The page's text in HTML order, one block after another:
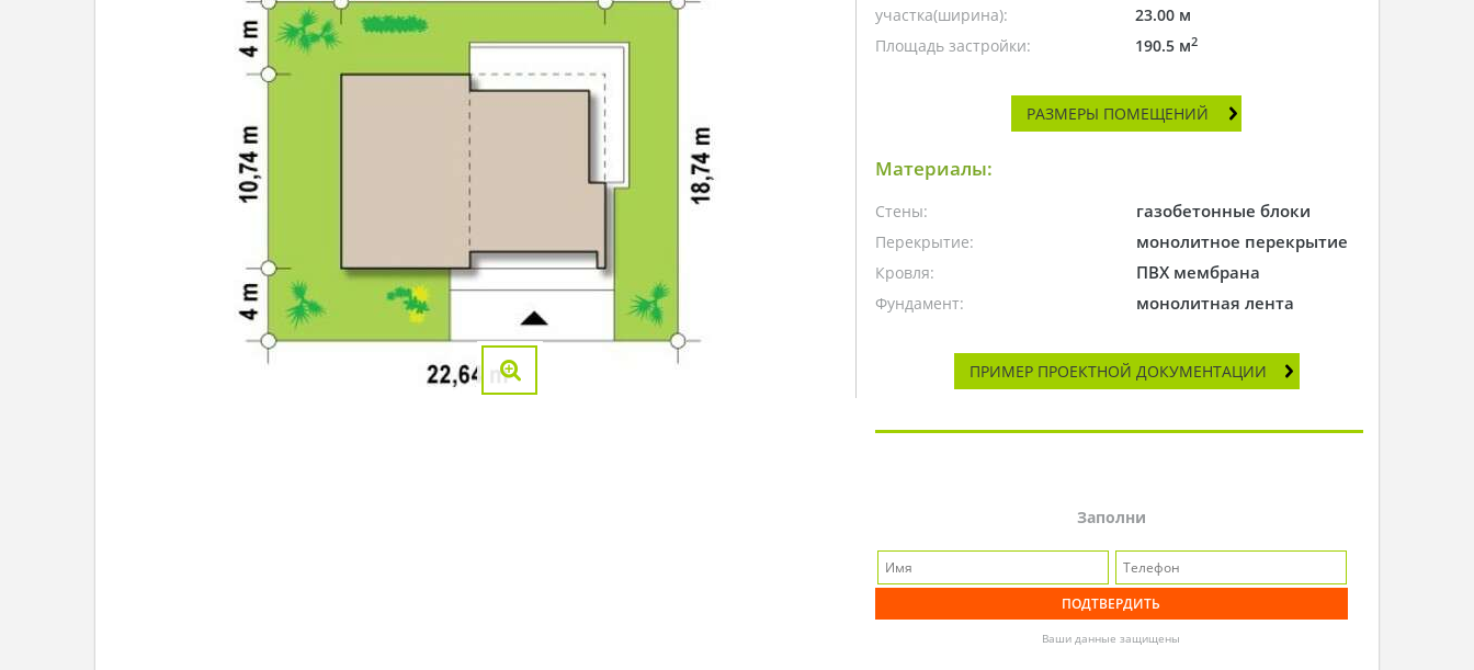
участка(ширина):
23.00 м
Площадь застройки:
190.5 м2
РАЗМЕРЫ ПОМЕЩЕНИЙ
Материалы:
Стены: газобетонные блоки
Перекрытие: монолитное перекрытие
Кровля: ПВХ мембрана
Фундамент: монолитная лента
ПРИМЕР ПРОЕКТНОЙ ДОКУМЕНТАЦИИ
Заполни
Ваши данные защищены